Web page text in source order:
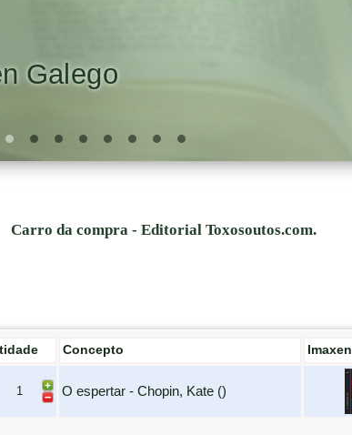
Galego
Carro da compra - Editorial Toxosoutos.com.
Concepto Imaxen
O espertar - Chopin, Kate ()